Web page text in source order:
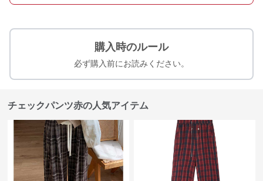
購入時のルール
必ず購入前にお読みください。
チェックパンツ赤の人気アイテム